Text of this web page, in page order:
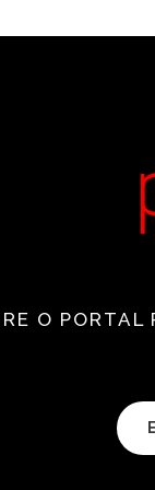
O PORTAL